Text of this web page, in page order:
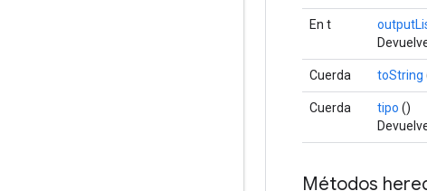
En t
Cuerda toString
Cuerda tipo ()
Métodos